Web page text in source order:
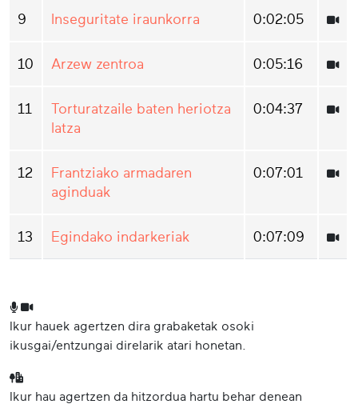
9 Inseguritate iraunkorra 0:02:05
10 Arzew zentroa 0:05:16
11
Torturatzaile baten heriotza
latza
0:04:37
12
Frantziako armadaren
aginduak
0:07:01
13 Egindako indarkeriak 0:07:09
Ikur hauek agertzen dira grabaketak osoki
ikusgai/entzungai direlarik atari honetan.
Ikur hau agertzen da hitzordua hartu behar denean